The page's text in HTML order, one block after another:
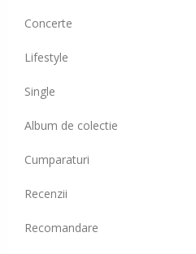
Concerte
Lifestyle
Single
Album de colectie
Cumparaturi
Recenzii
Recomandare